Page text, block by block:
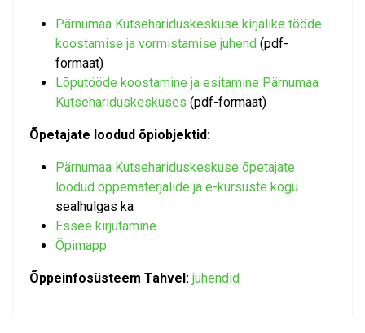
Pärnumaa Kutsehariduskeskuse kirjalike tööde
koostamise ja vormistamise juhend (pdf-
formaat)
Lõputööde koostamine ja esitamine Pärnumaa
Kutsehariduskeskuses (pdf-formaat)
Õpetajate loodud õpiobjektid:
Pärnumaa Kutsehariduskeskuse õpetajate
loodud õppematerjalide ja e-kursuste kogu
sealhulgas ka
Essee kirjutamine
Õpimapp
Õppeinfosüsteem Tahvel: juhendid